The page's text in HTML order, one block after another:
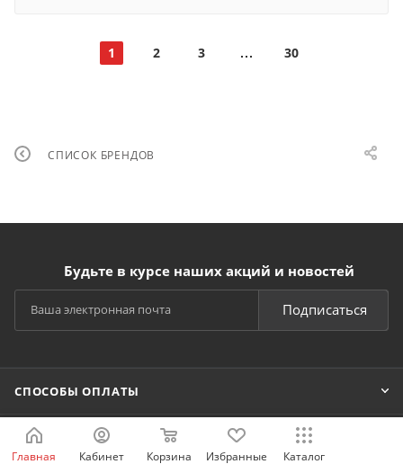
1 2 3 30
СПИСОК БРЕНДОВ
Будьте в курсе наших акций и новостей
Подписаться
СПОСОБЫ ОПЛАТЫ
КАТАЛОГ
Главная Кабинет Корзина Избранные Каталог